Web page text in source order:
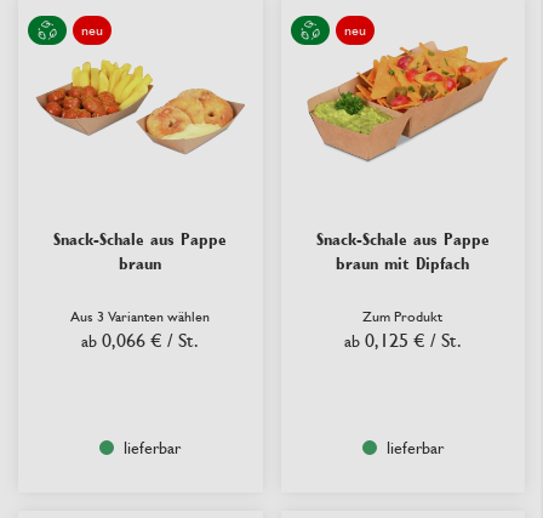
neu
Snack-Schale aus Pappe
braun
Aus 3 Varianten wählen
ab 0,066 € / St.
lieferbar
neu
Snack-Schale aus Pappe
braun mit Dipfach
Zum Produkt
ab 0,125 € / St.
lieferbar